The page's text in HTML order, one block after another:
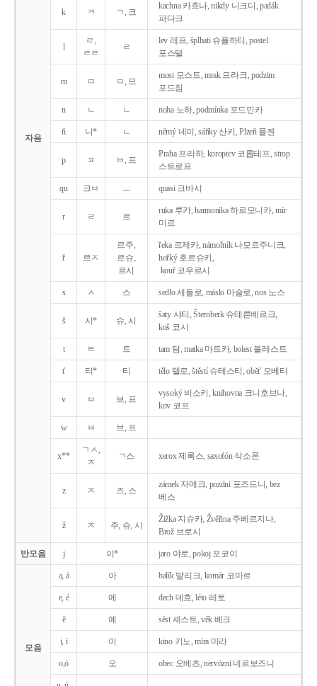
자음
k ㅋ ㄱ, 크
kachna 카흐나, nikdy 니크디, padák
파다크
l
ㄹ,
ㄹㄹ
ㄹ
lev 레프, šplhati 슈플하티, postel
포스텔
m ㅁ ㅁ, 므
most 모스트, mrak 므라크, podzim
포드짐
n ㄴ ㄴ noha 노하, podmínka 포드민카
ň 니* ㄴ němý 네미, sáňky 산키, Plzeň 플젠
p ㅍ ㅂ, 프
Praha 프라하, koroptev 코롭테프, strop
스트로프
qu 크ㅂ ㅡ quasi 크바시
r ㄹ 르
ruka 루카, harmonika 하르모니카, mír
미르
ř 르ㅈ
르주,
르슈,
르시
řeka 르제카, námořník 나모르주니크,
hořký 호르슈키,
kouř 코우르시
s ㅅ 스 sedlo 세들로, máslo 마슬로, nos 노스
š 시* 슈, 시
šaty 샤티, Šternberk 슈테른베르크,
koš 코시
t ㅌ 트 tam 탐, matka 마트카, bolest 볼레스트
t' 티* 티 tělo 텔로, štěstí 슈테스티, obět' 오베티
v ㅂ 브, 프
vysoký 비소키, knihovna 크니호브나,
kov 코프
w ㅂ 브, 프
x**
ㄱㅅ,
ㅈ
ㄱ스 xerox 제록스, saxofón 삭소폰
z ㅈ 즈, 스
zámek 자메크, pozdní 포즈드니, bez
베스
ž ㅈ 주, 슈, 시
Žižka 지슈카, Žvěřina 주베르지나,
Brož 브로시
반모음 j 이* jaro 야로, pokoj 포코이
모음
a, á 아 balík 발리크, komár 코마르
e, é 에 dech 데흐, léto 레토
ě 예 sěst 셰스트, věk 베크
i, í 이 kino 키노, míra 미라
o,ó 오 obec 오베츠, nervózni 네르보즈니